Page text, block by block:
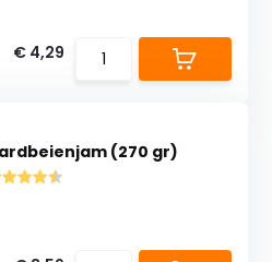
€ 4,29
(270 gr)